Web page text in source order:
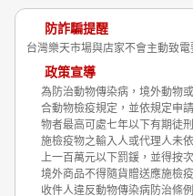
防詐騙提醒
台灣樂天市場與店家不會主動致
政策宣導
為防治動物傳染病，境外動物
合動物檢疫規定，並依規定申
物者最高可處七年以下有期徒
施檢疫物之輸入人或代理人未
上一百萬元以下罰鍰，並得按
境外商品不得隨貨贈送應施檢疫
收件人違反動物傳染病防治條